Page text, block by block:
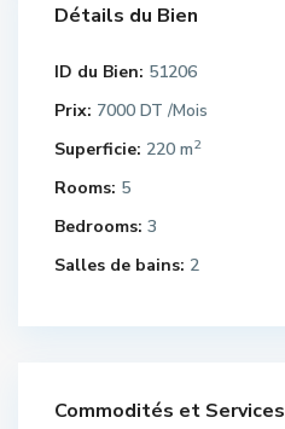
Détails du Bien
ID du Bien: 51206
Prix: 7000 DT /Mois
Superficie: 220 m2
Rooms: 5
Bedrooms: 3
Salles de bains: 2
Commodités et Services